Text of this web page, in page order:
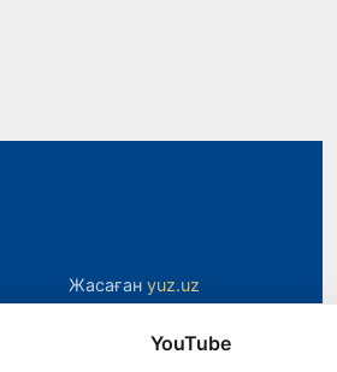
Жасаған yuz.uz
YouTube